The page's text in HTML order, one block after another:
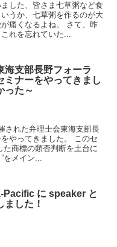
した、皆さま七草粥など食
うか、七草粥を作るのが大
痛くなるよね。 さて、昨
れを忘れていた...
海支部長野フォーラ
ナーをやってきまし
った～
された弁理士会東海支部長
やってきました。 このセ
た商標の類否判断を土台に
メイン...
Pacific に speaker と
ました！